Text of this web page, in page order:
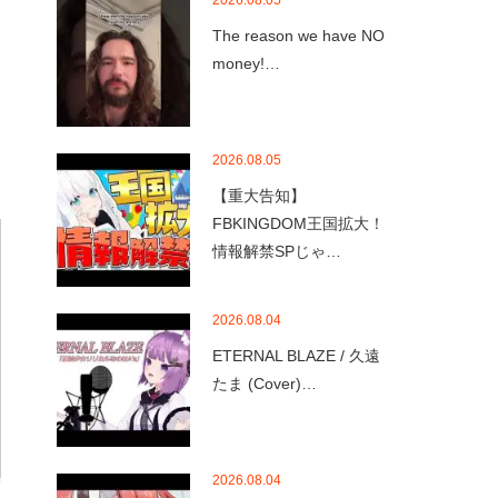
The reason we have NO
money!…
2026.08.05
【重大告知】
FBKINGDOM王国拡大！
情報解禁SPじゃ…
2026.08.04
ETERNAL BLAZE / 久遠
たま (Cover)…
2026.08.04